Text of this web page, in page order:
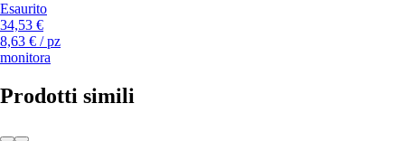
Esaurito
34,53 €
8,63 € / pz
monitora
Prodotti simili